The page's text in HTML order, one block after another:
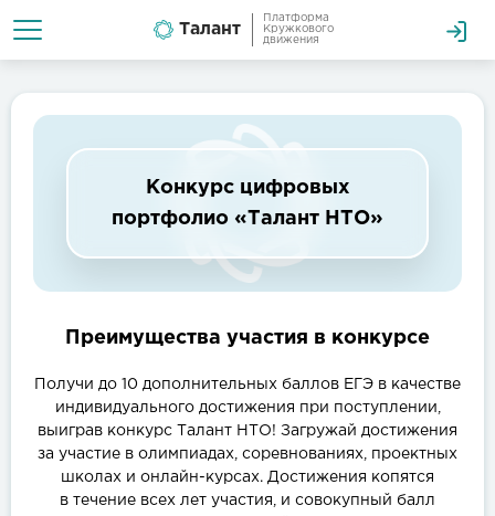
Талант
Платформа
Кружкового
движения
Конкурс цифровых
портфолио «Талант НТО»
Преимущества участия в конкурсе
Получи до 10 дополнительных баллов ЕГЭ в качестве
индивидуального достижения при поступлении,
выиграв конкурс Талант НТО! Загружай достижения
за участие в олимпиадах, соревнованиях, проектных
школах и онлайн-курсах. Достижения копятся
в течение всех лет участия, и совокупный балл